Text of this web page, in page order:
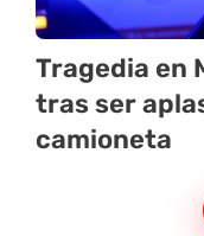
Tragedia en
tras ser
camioneta